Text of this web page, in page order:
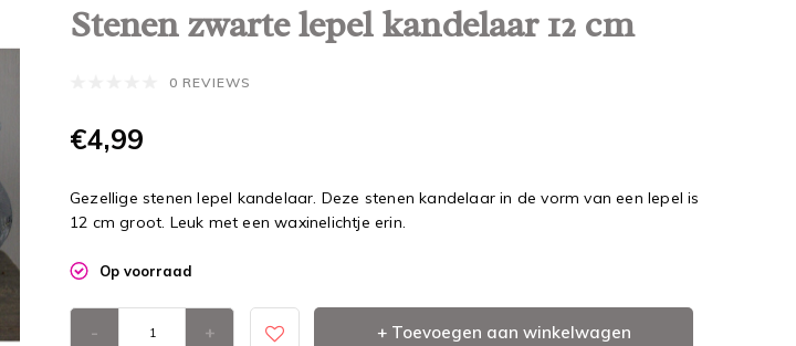
Stenen zwarte lepel kandelaar 12 cm
0 REVIEWS
€4,99
Gezellige stenen lepel kandelaar. Deze stenen kandelaar in de vorm van een lepel is
12 cm groot. Leuk met een waxinelichtje erin.
Op voorraad
- + + Toevoegen aan winkelwagen